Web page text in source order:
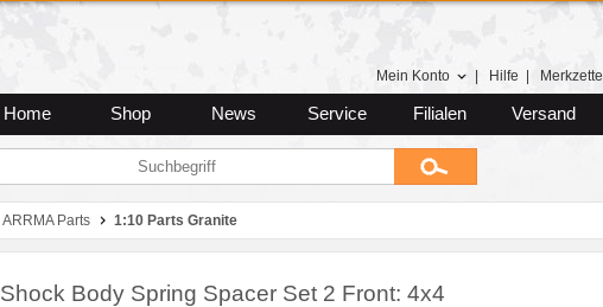
Mein Konto Hilfe Merkzettel
Home Shop News Service Filialen Versand
ARRMA Parts 1:10 Parts Granite
Shock Body Spring Spacer Set 2 Front: 4x4